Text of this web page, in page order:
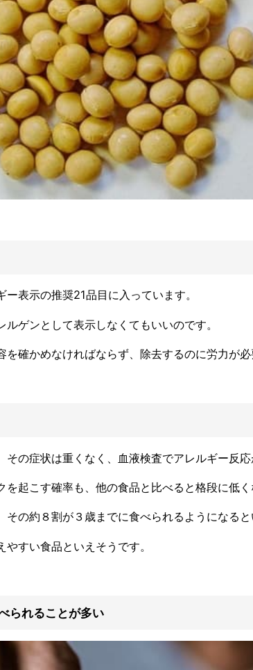
表示の推奨21品目に入っています。
ゲンとして表示しなくてもいいのです。
確かめなければならず、除去するのに労力が必
の症状は重くなく、血液検査でアレルギー反
起こす確率も、他の食品と比べると格段に低く
の約８割が３歳までに食べられるようになると
すい食品といえそうです。
られることが多い